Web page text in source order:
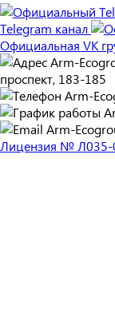
Telegram канал
Официальная VK
проспект, 183-185
Лицензия № Л035-